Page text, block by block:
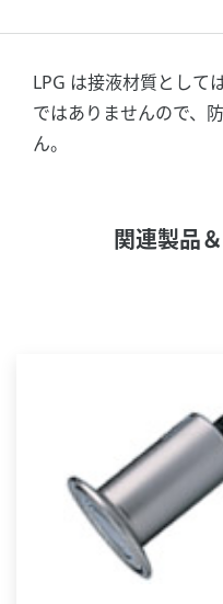
LPG は接液材質として
ではありませんので、
ん。
関連製品